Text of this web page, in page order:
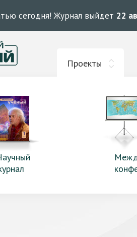
сегодня! Журнал выйдет 22
Проекты